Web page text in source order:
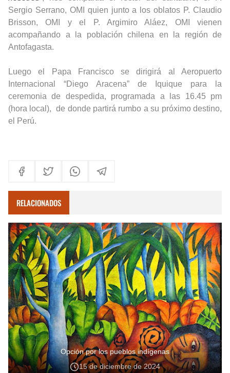
Sergio Serrano, OMI quien junto a los oblatos P. Claudio
Brisson, OMI y el P. Argimiro Aláez, OMI vienen
acompañando a la población chilena en la región de
Antofagasta.
Luego el Papa Francisco se dirigirá al Aeropuerto
Internacional “Diego Aracena” de Iquique para la
ceremonia de despedida, programada a las 16.45 pm
(hora local), de donde partirá rumbo a su próximo destino,
el Perú.
RELACIONADOS
Opción por los pueblos indígenas
15 de diciembre de 2024